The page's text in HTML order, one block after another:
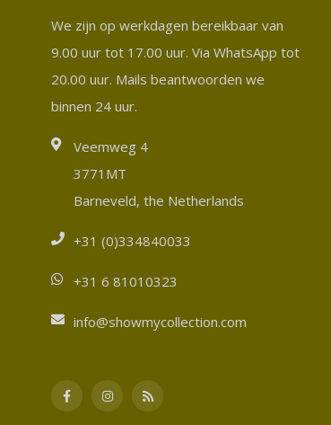
We zijn op werkdagen bereikbaar van
9.00 uur tot 17.00 uur. Via WhatsApp tot
20.00 uur. Mails beantwoorden we
binnen 24 uur.
Veemweg 4
3771MT
Barneveld, the Netherlands
+31 (0)334840033
+31 6 81010323
info@showmycollection.com